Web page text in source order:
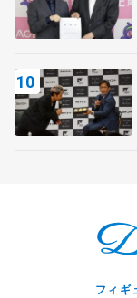
フィギ